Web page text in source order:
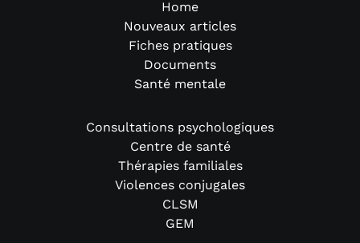
Home
Nouveaux articles
Fiches pratiques
Documents
Santé mentale
Consultations psychologiques
Centre de santé
Thérapies familiales
Violences conjugales
CLSM
GEM